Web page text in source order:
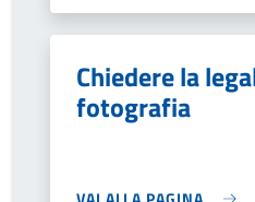
Chiedere la
fotografia